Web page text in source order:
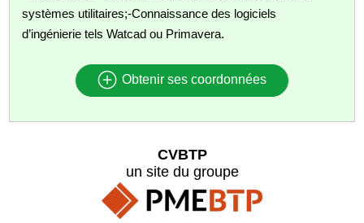
systèmes utilitaires;-Connaissance des logiciels
d’ingénierie tels Watcad ou Primavera.
Obtenir ses coordonnées
CVBTP
un site du groupe